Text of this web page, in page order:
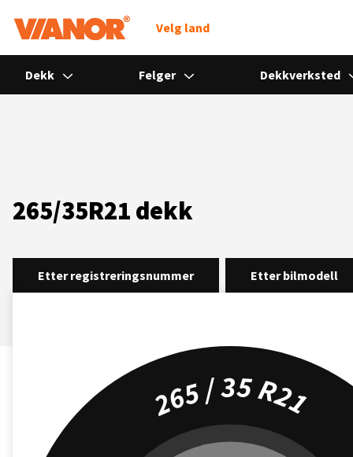
Velg land
Dekk Felger Dekkverksted
265/35R21 dekk
Etter registreringsnummer Etter bilmodell
265 / 35 R21